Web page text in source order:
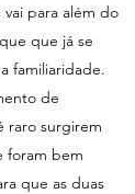
para além do
que já se
familiaridade.
de
raro surgirem
foram bem
que as duas